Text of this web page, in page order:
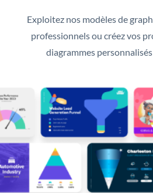
Exploitez nos modèles de
professionnels ou créez vos
diagrammes